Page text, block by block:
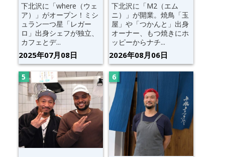
下北沢に「where（ウェ
ア）」がオープン！ミシ
ュラン一つ星「レガー
ロ」出身シェフが独立、
カフェとデ...
2025年07月08日
下北沢に「M2（エム
ニ）」が開業。焼鳥「玉
屋」や「つかんと」出身
オーナー、もつ焼きにホ
ッピーからナチ...
2026年08月06日